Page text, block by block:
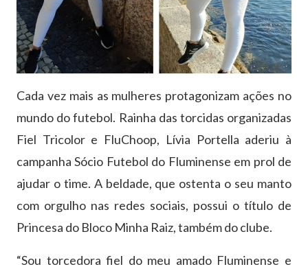
Cada vez mais as mulheres protagonizam ações no
mundo do futebol. Rainha das torcidas organizadas
Fiel Tricolor e FluChoop, Lívia Portella aderiu à
campanha Sócio Futebol do Fluminense em prol de
ajudar o time. A beldade, que ostenta o seu manto
com orgulho nas redes sociais, possui o título de
Princesa do Bloco Minha Raiz, também do clube.
“Sou torcedora fiel do meu amado Fluminense e